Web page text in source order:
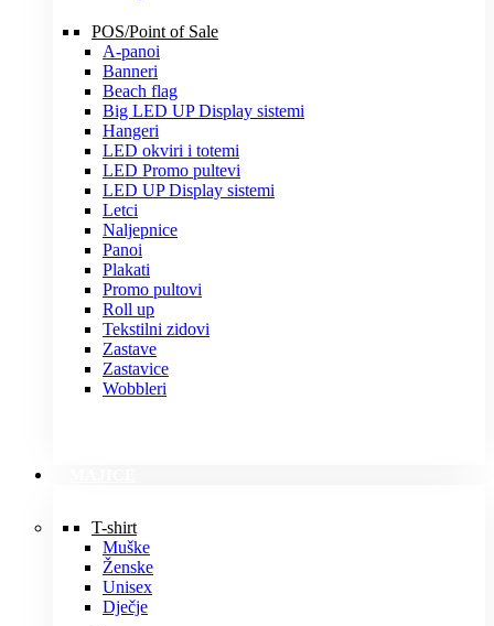
POS/Point of Sale
A-panoi
Banneri
Beach flag
Big LED UP Display sistemi
Hangeri
LED okviri i totemi
LED Promo pultevi
LED UP Display sistemi
Letci
Naljepnice
Panoi
Plakati
Promo pultovi
Roll up
Tekstilni zidovi
Zastave
Zastavice
Wobbleri
T-shirt
Muške
Ženske
Unisex
Dječje